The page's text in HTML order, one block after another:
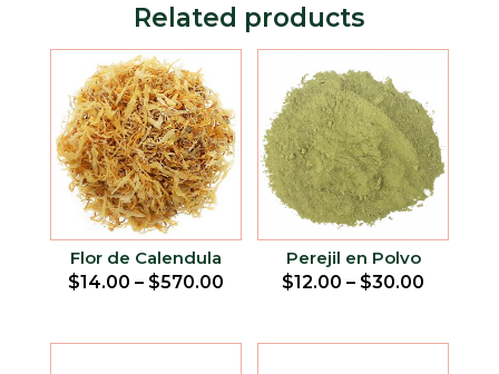
Related products
Flor de Calendula
$14.00 – $570.00
Perejil en Polvo
$12.00 – $30.00